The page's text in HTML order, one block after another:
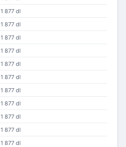
1 877 dl
1 877 dl
1 877 dl
1 877 dl
1 877 dl
1 877 dl
1 877 dl
1 877 dl
1 877 dl
1 877 dl
1 877 dl